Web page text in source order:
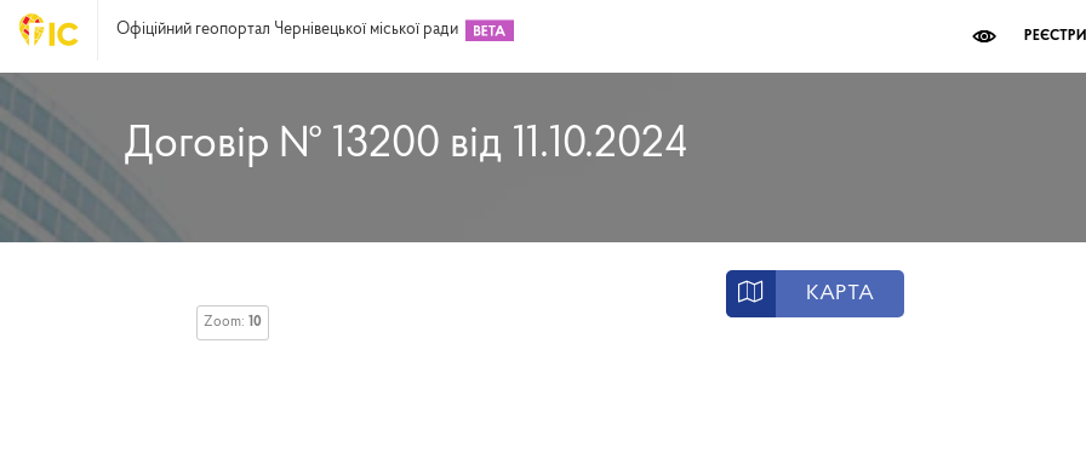
Офіційний геопортал Чернівецької міської ради РЕЄСТРИ
Договір № 13200 від 11.10.2024
КАРТА
Zoom: 10